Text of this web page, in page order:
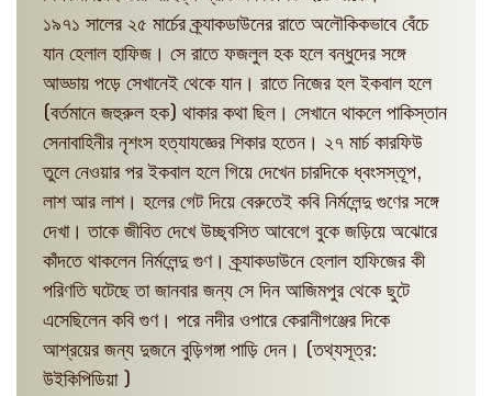
১৯৭১ সালের ২৫ মার্চের ক্র্যাকডাউনের রাতে অলৌকিকভাবে বেঁচে
যান হেলাল হাফিজ। সে রাতে ফজলুল হক হলে বন্ধুদের সঙ্গে
আড্ডায় পড়ে সেখানেই থেকে যান। রাতে নিজের হল ইকবাল হলে
(বর্তমানে জহুরুল হক) থাকার কথা ছিল। সেখানে থাকলে পাকিস্তান
সেনাবাহিনীর নৃশংস হত্যাযজ্ঞের শিকার হতেন। ২৭ মার্চ কারফিউ
তুলে নেওয়ার পর ইকবাল হলে গিয়ে দেখেন চারদিকে ধ্বংসস্তূপ,
লাশ আর লাশ। হলের গেট দিয়ে বেরুতেই কবি নির্মলেন্দু গুণের সঙ্গে
দেখা। তাকে জীবিত দেখে উচ্ছ্বসিত আবেগে বুকে জড়িয়ে অঝোরে
কাঁদতে থাকলেন নির্মলেন্দু গুণ। ক্র্যাকডাউনে হেলাল হাফিজের কী
পরিণতি ঘটেছে তা জানবার জন্য সে দিন আজিমপুর থেকে ছুটে
এসেছিলেন কবি গুণ। পরে নদীর ওপারে কেরানীগঞ্জের দিকে
আশ্রয়ের জন্য দুজনে বুড়িগঙ্গা পাড়ি দেন। (তথ্যসূত্র:
উইকিপিডিয়া )